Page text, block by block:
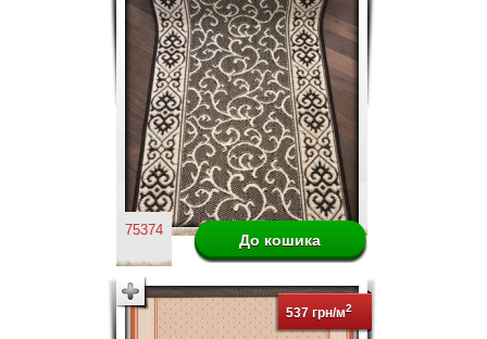
75374
537 грн/м2